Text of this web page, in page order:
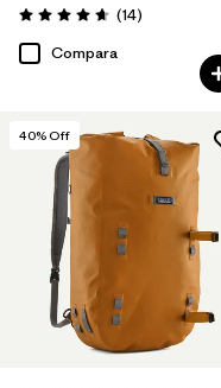
Valoración: 4.6 / 5
(14Comentarios
)
Compara
40% Off